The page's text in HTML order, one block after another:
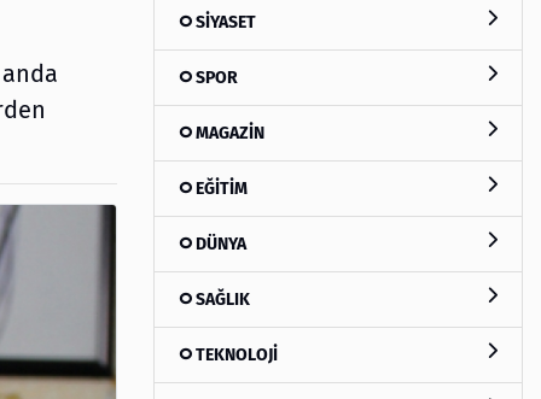
SİYASET
SPOR
MAGAZİN
EĞİTİM
DÜNYA
SAĞLIK
TEKNOLOJİ